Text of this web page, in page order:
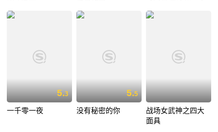
5.3
一千零一夜
5.5
没有秘密的你
战场女武神之四大
面具